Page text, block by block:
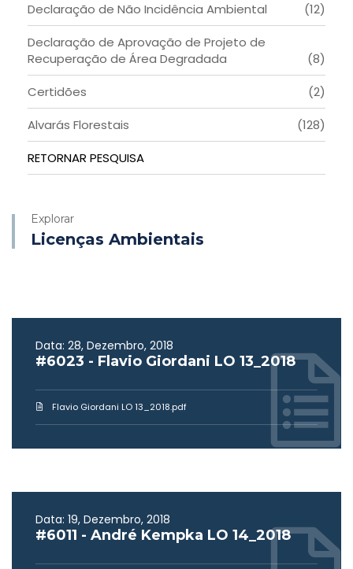
Declaração de Não Incidência Ambiental
(12)
Declaração de Aprovação de Projeto de
Recuperação de Área Degradada
(8)
Certidões
(2)
Alvarás Florestais
(128)
RETORNAR PESQUISA
Explorar
Licenças Ambientais
Data: 28, Dezembro, 2018
#6023 - Flavio Giordani LO 13_2018
Flavio Giordani LO 13_2018.pdf
Data: 19, Dezembro, 2018
#6011 - André Kempka LO 14_2018